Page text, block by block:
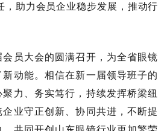
，助力会员企业稳步发展，推动行
员大会的圆满召开，为全省眼镜
动能。相信在新一届领导班子的
力、务实笃行，持续发挥桥梁纽
业守正创新、协同共进，不断提